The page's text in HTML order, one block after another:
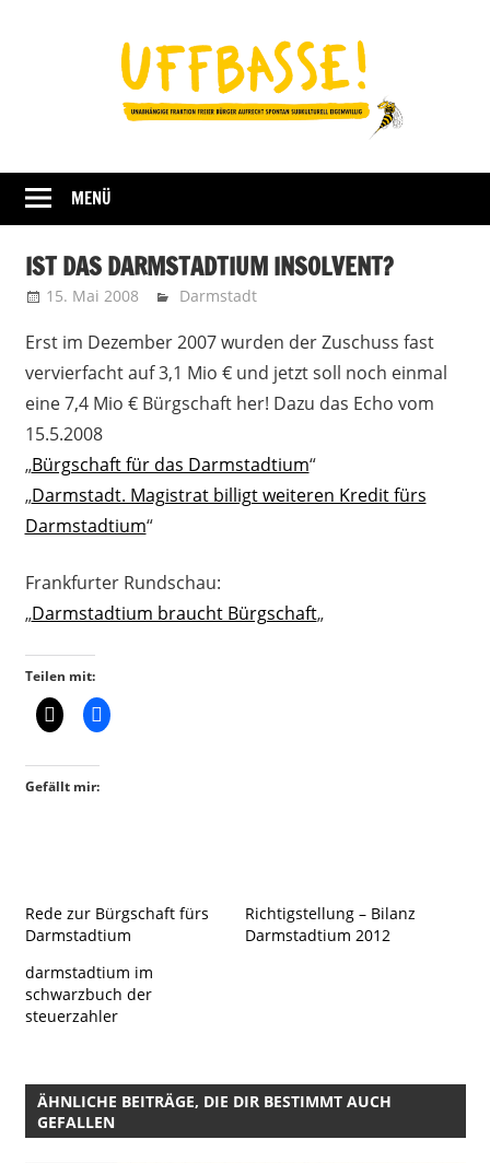
UFFBASSE!
Darmstadt
MENÜ
IST DAS DARMSTADTIUM INSOLVENT?
15. Mai 2008 admin
Darmstadt
Erst im Dezember 2007 wurden der Zuschuss fast
vervierfacht auf 3,1 Mio € und jetzt soll noch einmal
eine 7,4 Mio € Bürgschaft her! Dazu das Echo vom
15.5.2008
„Bürgschaft für das Darmstadtium“
„Darmstadt. Magistrat billigt weiteren Kredit fürs
Darmstadtium“
Frankfurter Rundschau:
„Darmstadtium braucht Bürgschaft„
Teilen mit:
Gefällt mir:
Rede zur Bürgschaft fürs
Darmstadtium
Richtigstellung – Bilanz
Darmstadtium 2012
darmstadtium im
schwarzbuch der
steuerzahler
ÄHNLICHE BEITRÄGE, DIE DIR BESTIMMT AUCH
GEFALLEN